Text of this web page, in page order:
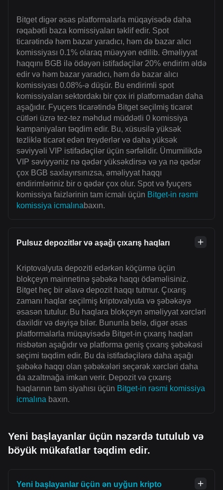
Bitget digər əsas platformalarla müqayisədə daha
rəqabətli baza komissiyaları təklif edir. Spot
ticarətində həm bazar yaradıcı, həm də bazar alıcı
komissiyası 0.1% olaraq müəyyən edilib. Əməliyyat
haqqını BGB ilə ödəyən istifadəçilər 20% endirim əldə
edir və həm bazar yaradıcı, həm də bazar alıcı
komissiyası 0.08%-ə düşür. Bu endirimli spot
komissiyaları sektordakı bir çox iri platformadan daha
aşağıdır. Fyuçers ticarətində Bitget seçilmiş ticarət
cütləri üzrə tez-tez məhdud müddətli 0 komissiya
kampaniyaları təqdim edir. Bu, xüsusilə yüksək
tezliklə ticarət edən treyderlər və daha yüksək
səviyyəli VIP istifadəçilər üçün sərfəlidir. Ümumilikdə
VIP səviyyəniz nə qədər yüksəkdirsə və ya nə qədər
çox BGB saxlayırsınızsa, əməliyyat haqqı
endirimləriniz bir o qədər çox olur. Spot və fyuçers
komissiya faizlərinin tam icmalı üçün Bitget-in rəsmi
komissiya icmalınabaxın.
Pulsuz depozitlər və aşağı çıxarış haqları
Kriptovalyuta depoziti edərkən köçürmə üçün
blokçeyn mainnetinə şəbəkə haqqı ödəməlisiniz.
Bitget heç bir əlavə depozit haqqı tutmur. Çıxarış
zamanı haqlar seçilmiş kriptovalyuta və şəbəkəyə
əsasən tutulur. Bu haqlara blokçeyn əməliyyat xərcləri
daxildir və dəyişə bilər. Bununla belə, digər əsas
platformalarla müqayisədə Bitget-in çıxarış haqları
nisbətən aşağıdır və platforma geniş çıxarış şəbəkəsi
seçimi təqdim edir. Bu da istifadəçilərə daha aşağı
şəbəkə haqqı olan şəbəkələri seçərək xərcləri daha
da azaltmağa imkan verir. Depozit və çıxarış
haqlarının tam siyahısı üçün Bitget-in rəsmi komissiya
icmalına baxın.
Yeni başlayanlar üçün nəzərdə tutulub və
böyük mükafatlar təqdim edir.
Yeni başlayanlar üçün ən uyğun kripto